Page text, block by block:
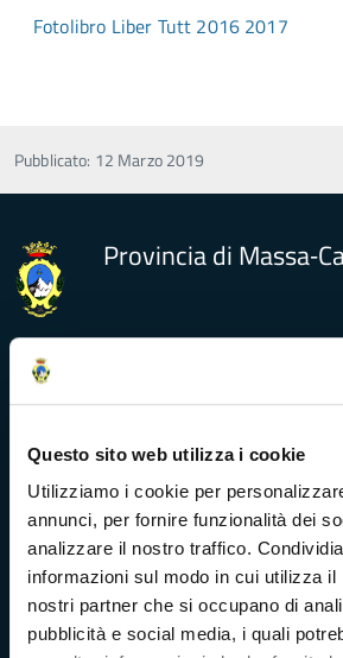
Questo sito web utilizza i cookie
Utilizziamo i cookie per
annunci, per fornire funzionalità dei
analizzare il nostro traffico.
informazioni sul modo in cui utilizza il
nostri partner che si occupano di
pubblicità e social media, i quali
Fotolibro Liber Tutt 2016 2017
Pubblicato: 12 Marzo 2019
Provincia di
Trasparenza e Accessibilità
Amministrazione Trasparente
Albo pretorio
Bandi di concorso
Richieste di accesso